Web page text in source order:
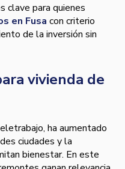
clave para quienes
en Fusa con criterio
de la inversión sin
vivienda de
ha aumentado
ciudades y la
bienestar. En este